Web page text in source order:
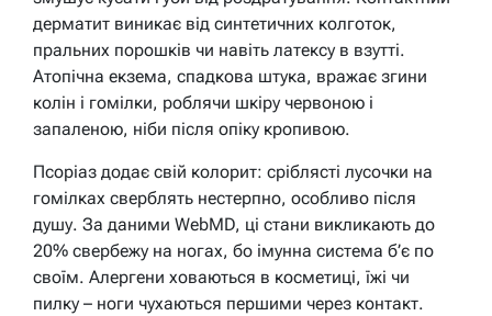
дерматит виникає від синтетичних колготок,
пральних порошків чи навіть латексу в взутті.
Атопічна екзема, спадкова штука, вражає згини
колін і гомілки, роблячи шкіру червоною і
запаленою, ніби після опіку кропивою.
Псоріаз додає свій колорит: сріблясті лусочки на
гомілках сверблять нестерпно, особливо після
душу. За даними WebMD, ці стани викликають до
20% свербежу на ногах, бо імунна система б’є по
своїм. Алергени ховаються в косметиці, їжі чи
пилку – ноги чухаються першими через контакт.